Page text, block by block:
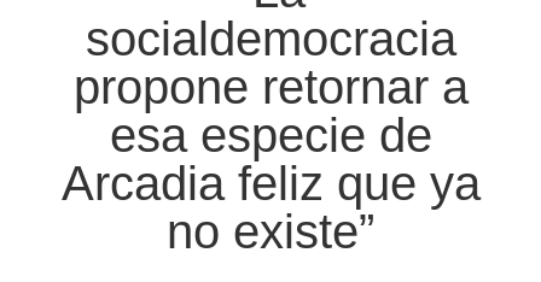
socialdemocracia
propone retornar a
esa especie de
Arcadia feliz que ya
no existe”